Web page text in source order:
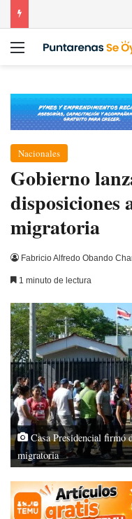
Menú
Nacionales
Gobierno
disposiciones
migratoria
Fabricio Alfredo Obando
1 minuto de lectura
Casa Presidencial firmó
migratoria